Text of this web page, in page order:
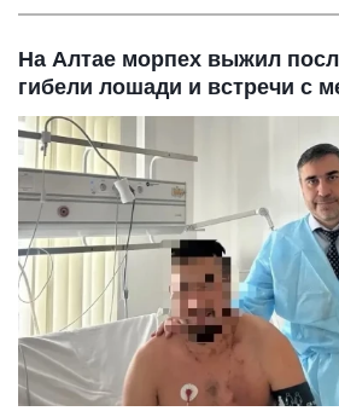
На Алтае морпех выжил
гибели лошади и встречи с